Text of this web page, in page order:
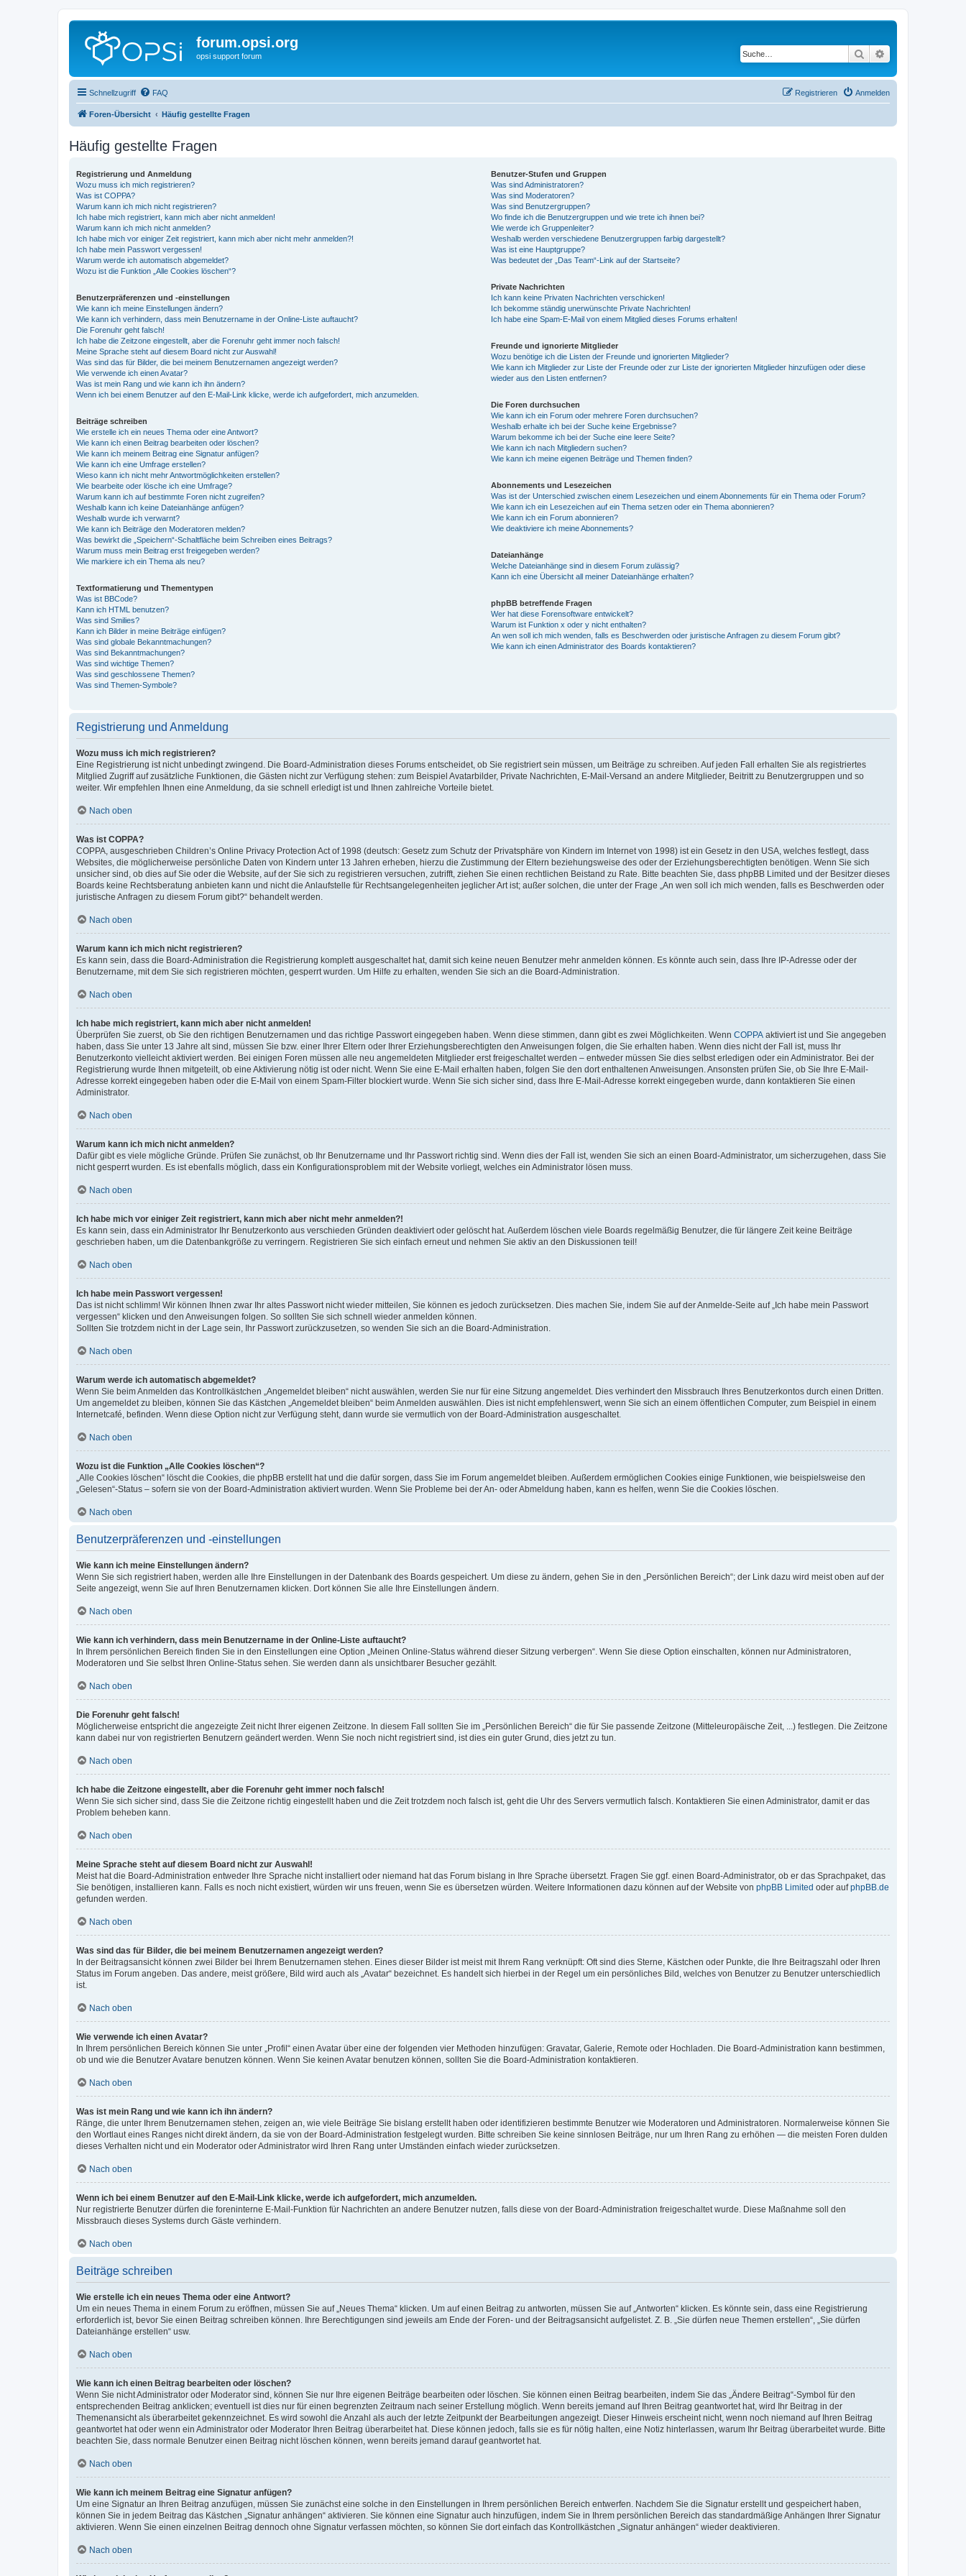
forum.opsi.org
opsi support forum Suche
Schnellzugriff FAQ Anmelden
Registrieren
Foren-Übersicht Häufig gestellte Fragen
Häufig gestellte Fragen
Registrierung und Anmeldung
Wozu muss ich mich registrieren?
Was ist COPPA?
Warum kann ich mich nicht registrieren?
Ich habe mich registriert, kann mich aber nicht anmelden!
Warum kann ich mich nicht anmelden?
Ich habe mich vor einiger Zeit registriert, kann mich aber nicht mehr anmelden?!
Ich habe mein Passwort vergessen!
Warum werde ich automatisch abgemeldet?
Wozu ist die Funktion „Alle Cookies löschen“?
Benutzerpräferenzen und -einstellungen
Wie kann ich meine Einstellungen ändern?
Wie kann ich verhindern, dass mein Benutzername in der Online-Liste auftaucht?
Die Forenuhr geht falsch!
Ich habe die Zeitzone eingestellt, aber die Forenuhr geht immer noch falsch!
Meine Sprache steht auf diesem Board nicht zur Auswahl!
Was sind das für Bilder, die bei meinem Benutzernamen angezeigt werden?
Wie verwende ich einen Avatar?
Was ist mein Rang und wie kann ich ihn ändern?
Wenn ich bei einem Benutzer auf den E-Mail-Link klicke, werde ich aufgefordert, mich anzumelden.
Beiträge schreiben
Wie erstelle ich ein neues Thema oder eine Antwort?
Wie kann ich einen Beitrag bearbeiten oder löschen?
Wie kann ich meinem Beitrag eine Signatur anfügen?
Wie kann ich eine Umfrage erstellen?
Wieso kann ich nicht mehr Antwortmöglichkeiten erstellen?
Wie bearbeite oder lösche ich eine Umfrage?
Warum kann ich auf bestimmte Foren nicht zugreifen?
Weshalb kann ich keine Dateianhänge anfügen?
Weshalb wurde ich verwarnt?
Wie kann ich Beiträge den Moderatoren melden?
Was bewirkt die „Speichern“-Schaltfläche beim Schreiben eines Beitrags?
Warum muss mein Beitrag erst freigegeben werden?
Wie markiere ich ein Thema als neu?
Textformatierung und Thementypen
Was ist BBCode?
Kann ich HTML benutzen?
Was sind Smilies?
Kann ich Bilder in meine Beiträge einfügen?
Was sind globale Bekanntmachungen?
Was sind Bekanntmachungen?
Was sind wichtige Themen?
Was sind geschlossene Themen?
Was sind Themen-Symbole?
Benutzer-Stufen und Gruppen
Was sind Administratoren?
Was sind Moderatoren?
Was sind Benutzergruppen?
Wo finde ich die Benutzergruppen und wie trete ich ihnen bei?
Wie werde ich Gruppenleiter?
Weshalb werden verschiedene Benutzergruppen farbig dargestellt?
Was ist eine Hauptgruppe?
Was bedeutet der „Das Team“-Link auf der Startseite?
Private Nachrichten
Ich kann keine Privaten Nachrichten verschicken!
Ich bekomme ständig unerwünschte Private Nachrichten!
Ich habe eine Spam-E-Mail von einem Mitglied dieses Forums erhalten!
Freunde und ignorierte Mitglieder
Wozu benötige ich die Listen der Freunde und ignorierten Mitglieder?
Wie kann ich Mitglieder zur Liste der Freunde oder zur Liste der ignorierten Mitglieder hinzufügen oder diese
wieder aus den Listen entfernen?
Die Foren durchsuchen
Wie kann ich ein Forum oder mehrere Foren durchsuchen?
Weshalb erhalte ich bei der Suche keine Ergebnisse?
Warum bekomme ich bei der Suche eine leere Seite?
Wie kann ich nach Mitgliedern suchen?
Wie kann ich meine eigenen Beiträge und Themen finden?
Abonnements und Lesezeichen
Was ist der Unterschied zwischen einem Lesezeichen und einem Abonnements für ein Thema oder Forum?
Wie kann ich ein Lesezeichen auf ein Thema setzen oder ein Thema abonnieren?
Wie kann ich ein Forum abonnieren?
Wie deaktiviere ich meine Abonnements?
Dateianhänge
Welche Dateianhänge sind in diesem Forum zulässig?
Kann ich eine Übersicht all meiner Dateianhänge erhalten?
phpBB betreffende Fragen
Wer hat diese Forensoftware entwickelt?
Warum ist Funktion x oder y nicht enthalten?
An wen soll ich mich wenden, falls es Beschwerden oder juristische Anfragen zu diesem Forum gibt?
Wie kann ich einen Administrator des Boards kontaktieren?
Registrierung und Anmeldung
Wozu muss ich mich registrieren?
Eine Registrierung ist nicht unbedingt zwingend. Die Board-Administration dieses Forums entscheidet, ob Sie registriert sein müssen, um Beiträge zu schreiben. Auf jeden Fall erhalten Sie als registriertes
Mitglied Zugriff auf zusätzliche Funktionen, die Gästen nicht zur Verfügung stehen: zum Beispiel Avatarbilder, Private Nachrichten, E-Mail-Versand an andere Mitglieder, Beitritt zu Benutzergruppen und so
weiter. Wir empfehlen Ihnen eine Anmeldung, da sie schnell erledigt ist und Ihnen zahlreiche Vorteile bietet.
Nach oben
Was ist COPPA?
COPPA, ausgeschrieben Children’s Online Privacy Protection Act of 1998 (deutsch: Gesetz zum Schutz der Privatsphäre von Kindern im Internet von 1998) ist ein Gesetz in den USA, welches festlegt, dass
Websites, die möglicherweise persönliche Daten von Kindern unter 13 Jahren erheben, hierzu die Zustimmung der Eltern beziehungsweise des oder der Erziehungsberechtigten benötigen. Wenn Sie sich
unsicher sind, ob dies auf Sie oder die Website, auf der Sie sich zu registrieren versuchen, zutrifft, ziehen Sie einen rechtlichen Beistand zu Rate. Bitte beachten Sie, dass phpBB Limited und der Besitzer dieses
Boards keine Rechtsberatung anbieten kann und nicht die Anlaufstelle für Rechtsangelegenheiten jeglicher Art ist; außer solchen, die unter der Frage „An wen soll ich mich wenden, falls es Beschwerden oder
juristische Anfragen zu diesem Forum gibt?“ behandelt werden.
Nach oben
Warum kann ich mich nicht registrieren?
Es kann sein, dass die Board-Administration die Registrierung komplett ausgeschaltet hat, damit sich keine neuen Benutzer mehr anmelden können. Es könnte auch sein, dass Ihre IP-Adresse oder der
Benutzername, mit dem Sie sich registrieren möchten, gesperrt wurden. Um Hilfe zu erhalten, wenden Sie sich an die Board-Administration.
Nach oben
Ich habe mich registriert, kann mich aber nicht anmelden!
Überprüfen Sie zuerst, ob Sie den richtigen Benutzernamen und das richtige Passwort eingegeben haben. Wenn diese stimmen, dann gibt es zwei Möglichkeiten. Wenn COPPA aktiviert ist und Sie angegeben
haben, dass Sie unter 13 Jahre alt sind, müssen Sie bzw. einer Ihrer Eltern oder Ihrer Erziehungsberechtigten den Anweisungen folgen, die Sie erhalten haben. Wenn dies nicht der Fall ist, muss Ihr
Benutzerkonto vielleicht aktiviert werden. Bei einigen Foren müssen alle neu angemeldeten Mitglieder erst freigeschaltet werden – entweder müssen Sie dies selbst erledigen oder ein Administrator. Bei der
Registrierung wurde Ihnen mitgeteilt, ob eine Aktivierung nötig ist oder nicht. Wenn Sie eine E-Mail erhalten haben, folgen Sie den dort enthaltenen Anweisungen. Ansonsten prüfen Sie, ob Sie Ihre E-Mail-
Adresse korrekt eingegeben haben oder die E-Mail von einem Spam-Filter blockiert wurde. Wenn Sie sich sicher sind, dass Ihre E-Mail-Adresse korrekt eingegeben wurde, dann kontaktieren Sie einen
Administrator.
Nach oben
Warum kann ich mich nicht anmelden?
Dafür gibt es viele mögliche Gründe. Prüfen Sie zunächst, ob Ihr Benutzername und Ihr Passwort richtig sind. Wenn dies der Fall ist, wenden Sie sich an einen Board-Administrator, um sicherzugehen, dass Sie
nicht gesperrt wurden. Es ist ebenfalls möglich, dass ein Konfigurationsproblem mit der Website vorliegt, welches ein Administrator lösen muss.
Nach oben
Ich habe mich vor einiger Zeit registriert, kann mich aber nicht mehr anmelden?!
Es kann sein, dass ein Administrator Ihr Benutzerkonto aus verschieden Gründen deaktiviert oder gelöscht hat. Außerdem löschen viele Boards regelmäßig Benutzer, die für längere Zeit keine Beiträge
geschrieben haben, um die Datenbankgröße zu verringern. Registrieren Sie sich einfach erneut und nehmen Sie aktiv an den Diskussionen teil!
Nach oben
Ich habe mein Passwort vergessen!
Das ist nicht schlimm! Wir können Ihnen zwar Ihr altes Passwort nicht wieder mitteilen, Sie können es jedoch zurücksetzen. Dies machen Sie, indem Sie auf der Anmelde-Seite auf „Ich habe mein Passwort
vergessen“ klicken und den Anweisungen folgen. So sollten Sie sich schnell wieder anmelden können.
Sollten Sie trotzdem nicht in der Lage sein, Ihr Passwort zurückzusetzen, so wenden Sie sich an die Board-Administration.
Nach oben
Warum werde ich automatisch abgemeldet?
Wenn Sie beim Anmelden das Kontrollkästchen „Angemeldet bleiben“ nicht auswählen, werden Sie nur für eine Sitzung angemeldet. Dies verhindert den Missbrauch Ihres Benutzerkontos durch einen Dritten.
Um angemeldet zu bleiben, können Sie das Kästchen „Angemeldet bleiben“ beim Anmelden auswählen. Dies ist nicht empfehlenswert, wenn Sie sich an einem öffentlichen Computer, zum Beispiel in einem
Internetcafé, befinden. Wenn diese Option nicht zur Verfügung steht, dann wurde sie vermutlich von der Board-Administration ausgeschaltet.
Nach oben
Wozu ist die Funktion „Alle Cookies löschen“?
„Alle Cookies löschen“ löscht die Cookies, die phpBB erstellt hat und die dafür sorgen, dass Sie im Forum angemeldet bleiben. Außerdem ermöglichen Cookies einige Funktionen, wie beispielsweise den
„Gelesen“-Status – sofern sie von der Board-Administration aktiviert wurden. Wenn Sie Probleme bei der An- oder Abmeldung haben, kann es helfen, wenn Sie die Cookies löschen.
Nach oben
Benutzerpräferenzen und -einstellungen
Wie kann ich meine Einstellungen ändern?
Wenn Sie sich registriert haben, werden alle Ihre Einstellungen in der Datenbank des Boards gespeichert. Um diese zu ändern, gehen Sie in den „Persönlichen Bereich“; der Link dazu wird meist oben auf der
Seite angezeigt, wenn Sie auf Ihren Benutzernamen klicken. Dort können Sie alle Ihre Einstellungen ändern.
Nach oben
Wie kann ich verhindern, dass mein Benutzername in der Online-Liste auftaucht?
In Ihrem persönlichen Bereich finden Sie in den Einstellungen eine Option „Meinen Online-Status während dieser Sitzung verbergen“. Wenn Sie diese Option einschalten, können nur Administratoren,
Moderatoren und Sie selbst Ihren Online-Status sehen. Sie werden dann als unsichtbarer Besucher gezählt.
Nach oben
Die Forenuhr geht falsch!
Möglicherweise entspricht die angezeigte Zeit nicht Ihrer eigenen Zeitzone. In diesem Fall sollten Sie im „Persönlichen Bereich“ die für Sie passende Zeitzone (Mitteleuropäische Zeit, ...) festlegen. Die Zeitzone
kann dabei nur von registrierten Benutzern geändert werden. Wenn Sie noch nicht registriert sind, ist dies ein guter Grund, dies jetzt zu tun.
Nach oben
Ich habe die Zeitzone eingestellt, aber die Forenuhr geht immer noch falsch!
Wenn Sie sich sicher sind, dass Sie die Zeitzone richtig eingestellt haben und die Zeit trotzdem noch falsch ist, geht die Uhr des Servers vermutlich falsch. Kontaktieren Sie einen Administrator, damit er das
Problem beheben kann.
Nach oben
Meine Sprache steht auf diesem Board nicht zur Auswahl!
Meist hat die Board-Administration entweder Ihre Sprache nicht installiert oder niemand hat das Forum bislang in Ihre Sprache übersetzt. Fragen Sie ggf. einen Board-Administrator, ob er das Sprachpaket, das
Sie benötigen, installieren kann. Falls es noch nicht existiert, würden wir uns freuen, wenn Sie es übersetzen würden. Weitere Informationen dazu können auf der Website von phpBB Limited oder aufphpBB.de
gefunden werden.
Nach oben
Was sind das für Bilder, die bei meinem Benutzernamen angezeigt werden?
In der Beitragsansicht können zwei Bilder bei Ihrem Benutzernamen stehen. Eines dieser Bilder ist meist mit Ihrem Rang verknüpft: Oft sind dies Sterne, Kästchen oder Punkte, die Ihre Beitragszahl oder Ihren
Status im Forum angeben. Das andere, meist größere, Bild wird auch als „Avatar“ bezeichnet. Es handelt sich hierbei in der Regel um ein persönliches Bild, welches von Benutzer zu Benutzer unterschiedlich
ist.
Nach oben
Wie verwende ich einen Avatar?
In Ihrem persönlichen Bereich können Sie unter „Profil“ einen Avatar über eine der folgenden vier Methoden hinzufügen: Gravatar, Galerie, Remote oder Hochladen. Die Board-Administration kann bestimmen,
ob und wie die Benutzer Avatare benutzen können. Wenn Sie keinen Avatar benutzen können, sollten Sie die Board-Administration kontaktieren.
Nach oben
Was ist mein Rang und wie kann ich ihn ändern?
Ränge, die unter Ihrem Benutzernamen stehen, zeigen an, wie viele Beiträge Sie bislang erstellt haben oder identifizieren bestimmte Benutzer wie Moderatoren und Administratoren. Normalerweise können Sie
den Wortlaut eines Ranges nicht direkt ändern, da sie von der Board-Administration festgelegt wurden. Bitte schreiben Sie keine sinnlosen Beiträge, nur um Ihren Rang zu erhöhen — die meisten Foren dulden
dieses Verhalten nicht und ein Moderator oder Administrator wird Ihren Rang unter Umständen einfach wieder zurücksetzen.
Nach oben
Wenn ich bei einem Benutzer auf den E-Mail-Link klicke, werde ich aufgefordert, mich anzumelden.
Nur registrierte Benutzer dürfen die foreninterne E-Mail-Funktion für Nachrichten an andere Benutzer nutzen, falls diese von der Board-Administration freigeschaltet wurde. Diese Maßnahme soll den
Missbrauch dieses Systems durch Gäste verhindern.
Nach oben
Beiträge schreiben
Wie erstelle ich ein neues Thema oder eine Antwort?
Um ein neues Thema in einem Forum zu eröffnen, müssen Sie auf „Neues Thema“ klicken. Um auf einen Beitrag zu antworten, müssen Sie auf „Antworten“ klicken. Es könnte sein, dass eine Registrierung
erforderlich ist, bevor Sie einen Beitrag schreiben können. Ihre Berechtigungen sind jeweils am Ende der Foren- und der Beitragsansicht aufgelistet. Z. B. „Sie dürfen neue Themen erstellen“, „Sie dürfen
Dateianhänge erstellen“ usw.
Nach oben
Wie kann ich einen Beitrag bearbeiten oder löschen?
Wenn Sie nicht Administrator oder Moderator sind, können Sie nur Ihre eigenen Beiträge bearbeiten oder löschen. Sie können einen Beitrag bearbeiten, indem Sie das „Ändere Beitrag“-Symbol für den
entsprechenden Beitrag anklicken; eventuell ist dies nur für einen begrenzten Zeitraum nach seiner Erstellung möglich. Wenn bereits jemand auf Ihren Beitrag geantwortet hat, wird Ihr Beitrag in der
Themenansicht als überarbeitet gekennzeichnet. Es wird sowohl die Anzahl als auch der letzte Zeitpunkt der Bearbeitungen angezeigt. Dieser Hinweis erscheint nicht, wenn noch niemand auf Ihren Beitrag
geantwortet hat oder wenn ein Administrator oder Moderator Ihren Beitrag überarbeitet hat. Diese können jedoch, falls sie es für nötig halten, eine Notiz hinterlassen, warum Ihr Beitrag überarbeitet wurde. Bitte
beachten Sie, dass normale Benutzer einen Beitrag nicht löschen können, wenn bereits jemand darauf geantwortet hat.
Nach oben
Wie kann ich meinem Beitrag eine Signatur anfügen?
Um eine Signatur an Ihren Beitrag anzufügen, müssen Sie zunächst eine solche in den Einstellungen in Ihrem persönlichen Bereich entwerfen. Nachdem Sie die Signatur erstellt und gespeichert haben,
können Sie in jedem Beitrag das Kästchen „Signatur anhängen“ aktivieren. Sie können eine Signatur auch hinzufügen, indem Sie in Ihrem persönlichen Bereich das standardmäßige Anhängen Ihrer Signatur
aktivieren. Wenn Sie einen einzelnen Beitrag dennoch ohne Signatur verfassen möchten, so können Sie dort einfach das Kontrollkästchen „Signatur anhängen“ wieder deaktivieren.
Nach oben